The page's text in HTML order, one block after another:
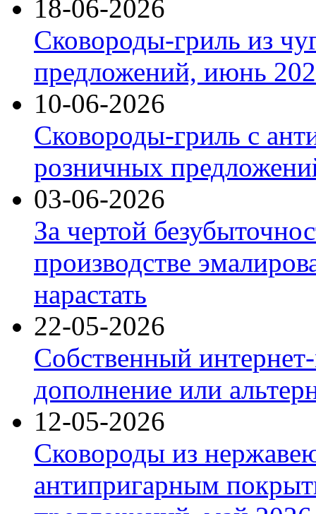
18-06-2026
Сковороды-гриль из
предложений, июнь
10-06-2026
Сковороды-гриль с
розничных
03-06-2026
За чертой
производстве
нарастать
22-05-2026
Собственный
дополнение или
12-05-2026
Сковороды из
антипригарным